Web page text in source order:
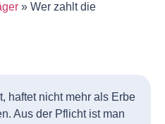
» Wer zahlt die
haftet nicht mehr als Erbe
Aus der Pflicht ist man